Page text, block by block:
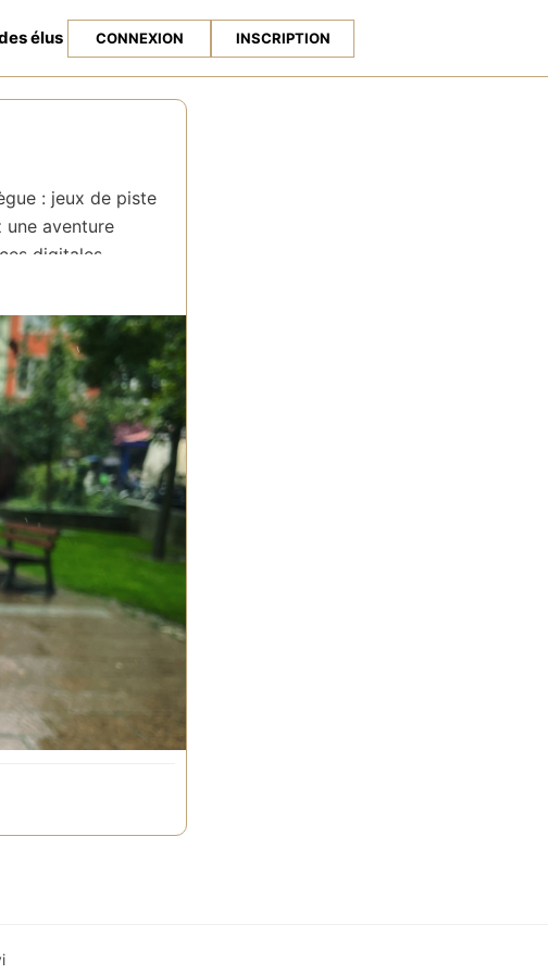
élus CONNEXION INSCRIPTION
: jeux de piste
aventure
digitales
de fin
à vivre une
hôtel,
de
ou de météo et
promesse reste la